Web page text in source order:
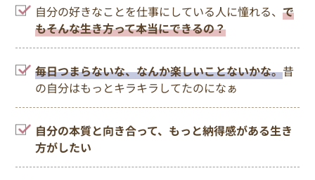
自分の好きなことを仕事にしている人に憧れる、で
もそんな生き方って本当にできるの？
毎日つまらないな、なんか楽しいことないかな。昔
の自分はもっとキラキラしてたのになぁ
自分の本質と向き合って、もっと納得感がある生き
方がしたい